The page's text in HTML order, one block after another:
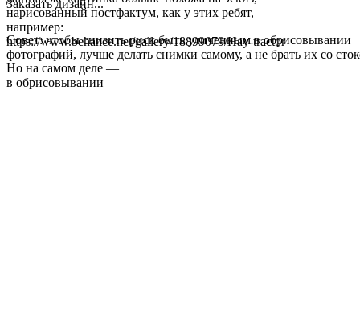
нарисованный постфактум, как у этих ребят,
например:
https://www.behance.net/gallery/18899079/Hay-tractor
Совет: чтобы снизить риск быть уличенным в обрисовывании
фотографий, лучше делать снимки самому, а не брать их со
Но на самом деле —
в обрисовывании
Заказать дизайн...